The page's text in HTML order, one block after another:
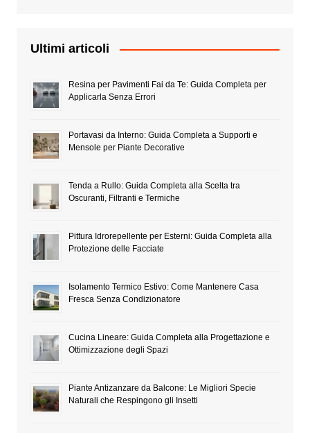
Ultimi articoli
Resina per Pavimenti Fai da Te: Guida Completa per
Applicarla Senza Errori
Portavasi da Interno: Guida Completa a Supporti e
Mensole per Piante Decorative
Tenda a Rullo: Guida Completa alla Scelta tra
Oscuranti, Filtranti e Termiche
Pittura Idrorepellente per Esterni: Guida Completa alla
Protezione delle Facciate
Isolamento Termico Estivo: Come Mantenere Casa
Fresca Senza Condizionatore
Cucina Lineare: Guida Completa alla Progettazione e
Ottimizzazione degli Spazi
Piante Antizanzare da Balcone: Le Migliori Specie
Naturali che Respingono gli Insetti